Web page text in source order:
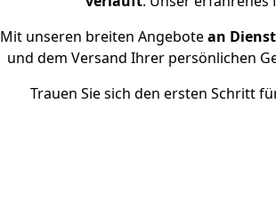
Mit unseren breiten Angebotean
und dem Versand Ihrer persönlichen
Trauen Sie sich den ersten Schritt